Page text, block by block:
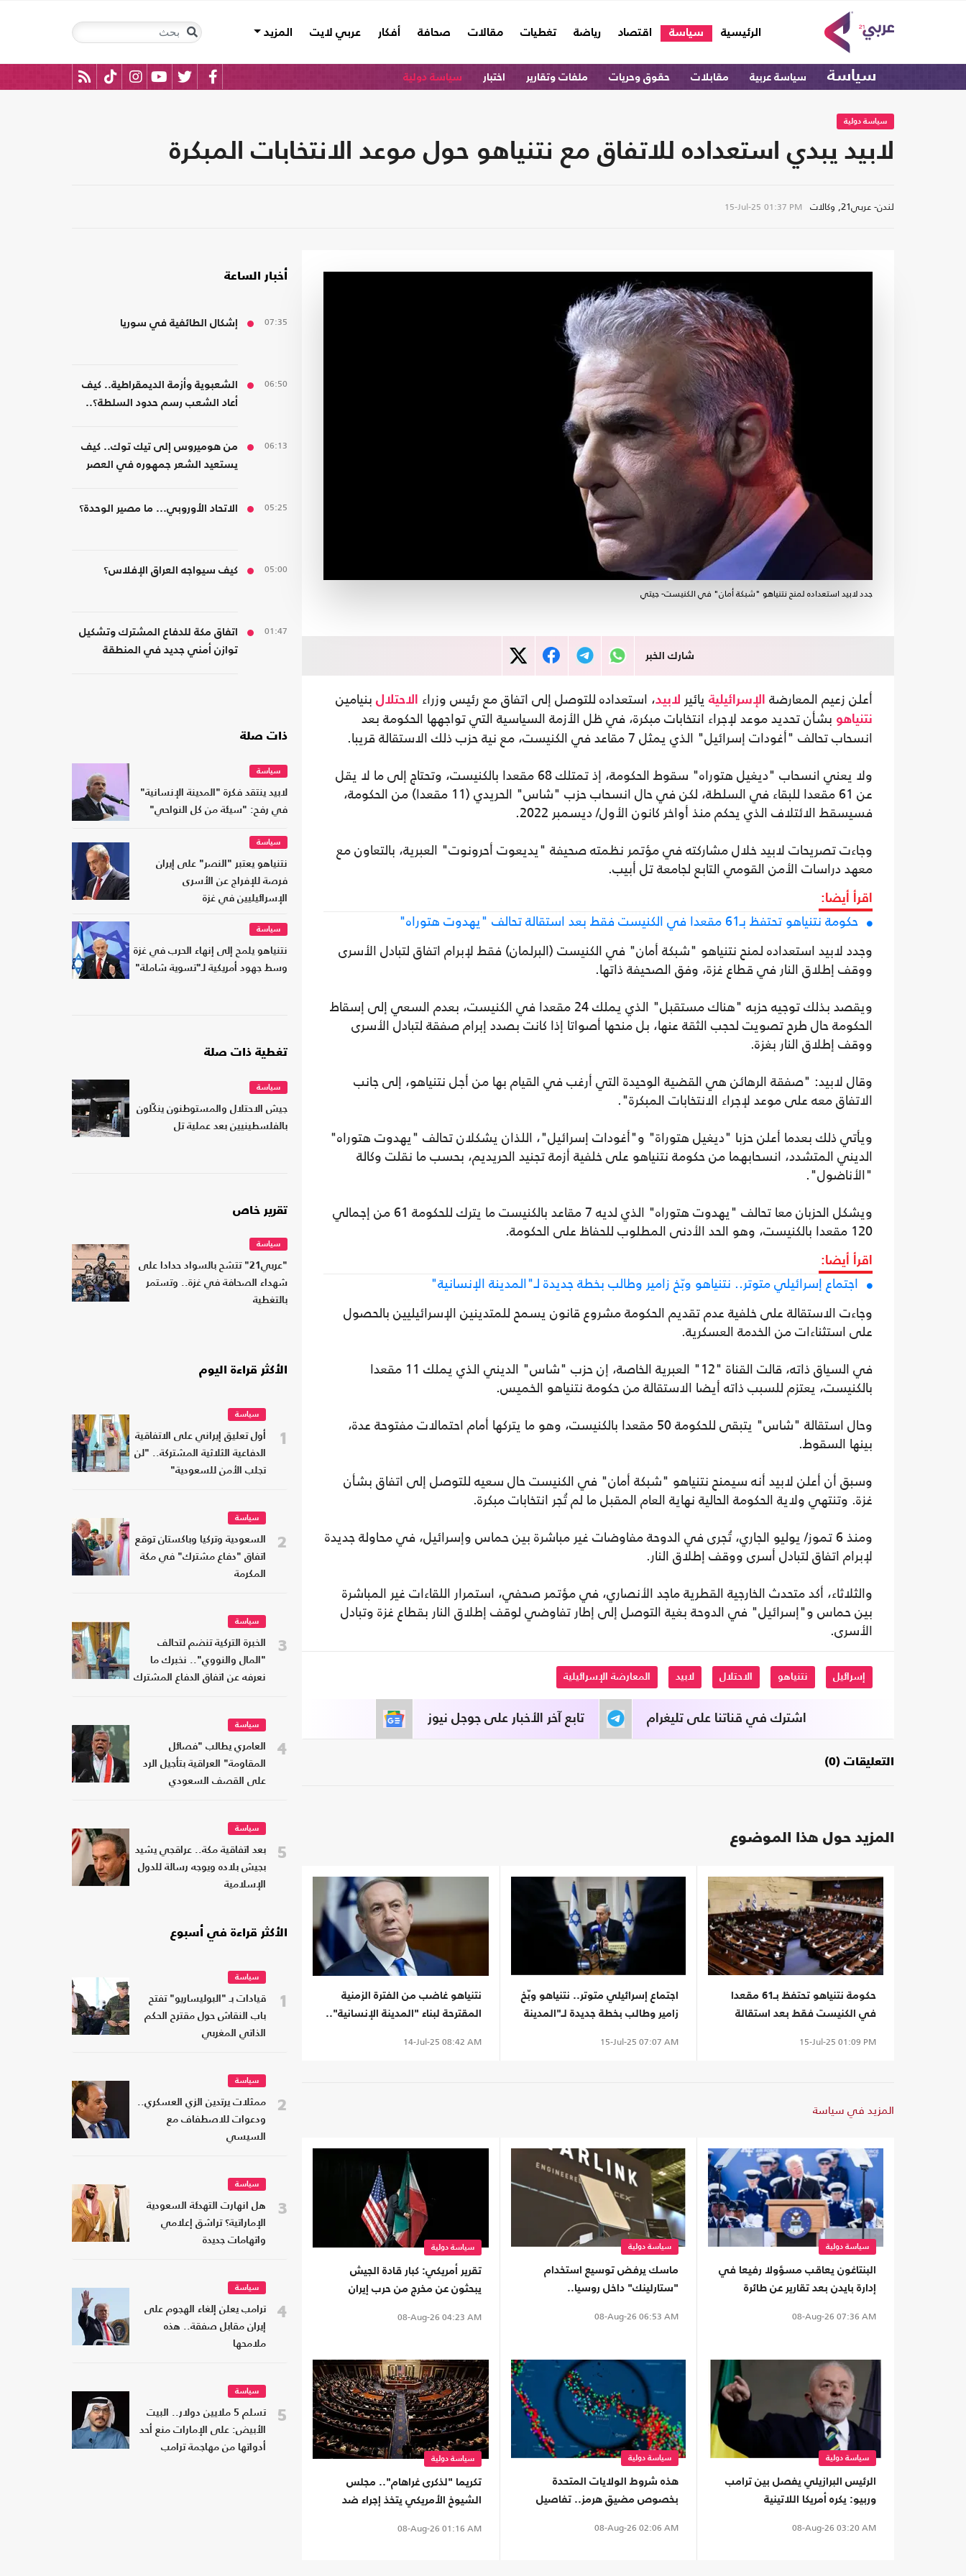
الرئيسية
(current) سياسة اقتصاد رياضة تغطيات مقالات صحافة أفكار عربي لايت المزيد
سياسة سياسة عربية مقابلات حقوق وحريات ملفات وتقارير اختبار سياسة دولية
سياسة دولية
لابيد يبدي استعداده للاتفاق مع نتنياهو حول موعد الانتخابات المبكرة
لندن- عربي21, وكالات 15-Jul-25 01:37 PM
جدد لابيد استعداده لمنح نتنياهو "شبكة أمان" في الكنيست- جيتي
شارك الخبر
أعلن زعيم المعارضة الإسرائيلية يائير لابيد، استعداده للتوصل إلى اتفاق مع رئيس وزراء الاحتلال بنيامين
نتنياهو بشأن تحديد موعد لإجراء انتخابات مبكرة، في ظل الأزمة السياسية التي تواجهها الحكومة بعد
انسحاب تحالف "أغودات إسرائيل" الذي يمثل 7 مقاعد في الكنيست، مع نية حزب ذلك الاستقالة قريبا.
ولا يعني انسحاب "ديغيل هتوراه" سقوط الحكومة، إذ تمتلك 68 مقعدا بالكنيست، وتحتاج إلى ما لا يقل
عن 61 مقعدا للبقاء في السلطة، لكن في حال انسحاب حزب "شاس" الحريدي (11 مقعدا) من الحكومة،
فسيسقط الائتلاف الذي يحكم منذ أواخر كانون الأول/ ديسمبر 2022.
وجاءت تصريحات لابيد خلال مشاركته في مؤتمر نظمته صحيفة "يديعوت أحرونوت" العبرية، بالتعاون مع
معهد دراسات الأمن القومي التابع لجامعة تل أبيب.
اقرأ أيضا:
حكومة نتنياهو تحتفظ بـ61 مقعدا في الكنيست فقط بعد استقالة تحالف "يهدوت هتوراه"
وجدد لابيد استعداده لمنح نتنياهو "شبكة أمان" في الكنيست (البرلمان) فقط لإبرام اتفاق لتبادل الأسرى
ووقف إطلاق النار في قطاع غزة، وفق الصحيفة ذاتها.
ويقصد بذلك توجيه حزبه "هناك مستقبل" الذي يملك 24 مقعدا في الكنيست، بعدم السعي إلى إسقاط
الحكومة حال طرح تصويت لحجب الثقة عنها، بل منحها أصواتا إذا كانت بصدد إبرام صفقة لتبادل الأسرى
ووقف إطلاق النار بغزة.
وقال لابيد: "صفقة الرهائن هي القضية الوحيدة التي أرغب في القيام بها من أجل نتنياهو، إلى جانب
الاتفاق معه على موعد لإجراء الانتخابات المبكرة".
ويأتي ذلك بعدما أعلن حزبا "ديغيل هتوراة" و"أغودات إسرائيل"، اللذان يشكلان تحالف "يهدوت هتوراه"
الديني المتشدد، انسحابهما من حكومة نتنياهو على خلفية أزمة تجنيد الحريديم، بحسب ما نقلت وكالة
"الأناضول".
ويشكل الحزبان معا تحالف "يهدوت هتوراه" الذي لديه 7 مقاعد بالكنيست ما يترك للحكومة 61 من إجمالي
120 مقعدا بالكنيست، وهو الحد الأدنى المطلوب للحفاظ على الحكومة.
اقرأ أيضا:
اجتماع إسرائيلي متوتر.. نتنياهو وبّخ زامير وطالب بخطة جديدة لـ"المدينة الإنسانية"
وجاءت الاستقالة على خلفية عدم تقديم الحكومة مشروع قانون يسمح للمتدينين الإسرائيليين بالحصول
على استثناءات من الخدمة العسكرية.
في السياق ذاته، قالت القناة "12" العبرية الخاصة، إن حزب "شاس" الديني الذي يملك 11 مقعدا
بالكنيست، يعتزم للسبب ذاته أيضا الاستقالة من حكومة نتنياهو الخميس.
وحال استقالة "شاس" يتبقى للحكومة 50 مقعدا بالكنيست، وهو ما يتركها أمام احتمالات مفتوحة عدة،
بينها السقوط.
وسبق أن أعلن لابيد أنه سيمنح نتنياهو "شبكة أمان" في الكنيست حال سعيه للتوصل إلى اتفاق بشأن
غزة. وتنتهي ولاية الحكومة الحالية نهاية العام المقبل ما لم تُجر انتخابات مبكرة.
ومنذ 6 تموز/ يوليو الجاري، تُجرى في الدوحة مفاوضات غير مباشرة بين حماس وإسرائيل، في محاولة جديدة
لإبرام اتفاق لتبادل أسرى ووقف إطلاق النار.
والثلاثاء، أكد متحدث الخارجية القطرية ماجد الأنصاري، في مؤتمر صحفي، استمرار اللقاءات غير المباشرة
بين حماس و"إسرائيل" في الدوحة بغية التوصل إلى إطار تفاوضي لوقف إطلاق النار بقطاع غزة وتبادل
الأسرى.
إسرائيل نتنياهو الاحتلال لابيد المعارضة الإسرائيلية
تابع آخر الأخبار على جوجل نيوز اشترك في قناتنا على تليغرام
التعليقات (0)
المزيد حول هذا الموضوع
حكومة نتنياهو تحتفظ بـ61 مقعدا
في الكنيست فقط بعد استقالة
15-Jul-25 01:09 PM
اجتماع إسرائيلي متوتر.. نتنياهو وبّخ
زامير وطالب بخطة جديدة لـ"المدينة
15-Jul-25 07:07 AM
نتنياهو غاضب من الفترة الزمنية
المقترحة لبناء "المدينة الإنسانية"..
14-Jul-25 08:42 AM
المزيد في سياسة
سياسة دولية
البنتاغون يعاقب مسؤولا رفيعا في
إدارة بايدن بعد تقارير عن طائرة
08-Aug-26 07:36 AM
سياسة دولية
ماسك يرفض توسيع استخدام
"ستارلينك" داخل روسيا..
08-Aug-26 06:53 AM
سياسة دولية
تقرير أمريكي: كبار قادة الجيش
يبحثون عن مخرج من حرب إيران
08-Aug-26 04:23 AM
سياسة دولية
الرئيس البرازيلي يفصل بين ترامب
وربيو: يكره أمريكا اللاتينية
08-Aug-26 03:20 AM
سياسة دولية
هذه شروط الولايات المتحدة
بخصوص مضيق هرمز.. تفاصيل
08-Aug-26 02:06 AM
سياسة دولية
تكريما "لذكرى غراهام".. مجلس
الشيوخ الأمريكي يتخذ إجراء ضد
08-Aug-26 01:16 AM
أخبار الساعة
07:35 إشكال الطائفية في سوريا
06:50
الشعبوية وأزمة الديمقراطية.. كيف
أعاد الشعب رسم حدود السلطة؟..
06:13
من هوميروس إلى تيك توك.. كيف
يستعيد الشعر جمهوره في العصر
05:25 الاتحاد الأوروبي... ما مصير الوحدة؟
05:00 كيف سيواجه العراق الإفلاس؟
01:47
اتفاق مكة للدفاع المشترك وتشكيل
توازن أمني جديد في المنطقة
ذات صلة
سياسة
لابيد ينتقد فكرة "المدينة الإنسانية"
في رفح: "سيئة من كل النواحي"
سياسة
نتنياهو يعتبر "النصر" على إيران
فرصة للإفراج عن الأسرى
الإسرائيليين في غزة
سياسة
نتنياهو يلمح إلى إنهاء الحرب في غزة
وسط جهود أمريكية لـ"تسوية شاملة"
تغطية ذات صلة
سياسة
جيش الاحتلال والمستوطنون ينكّلون
بالفلسطينيين بعد عملية تل
تقرير خاص
سياسة
"عربي21" تتشح بالسواد حدادا على
شهداء الصحافة في غزة.. وتستمر
بالتغطية
الأكثر قراءة اليوم
1
سياسة
أول تعليق إيراني على الاتفاقية
الدفاعية الثلاثية المشتركة.. "لن
تجلب الأمن للسعودية"
2
سياسة
السعودية وتركيا وباكستان توقع
اتفاق "دفاع مشترك" في مكة
المكرمة
3
سياسة
الخبرة التركية تنضم لتحالف
"المال والنووي".. نخبرك ما
نعرفه عن اتفاق الدفاع المشترك
4
سياسة
العامري يطالب "فصائل
المقاومة" العراقية بتأجيل الرد
على القصف السعودي
5
سياسة
بعد اتفاقية مكة.. عراقجي يشيد
بجيش بلاده ويوجه رسالة للدول
الإسلامية
الأكثر قراءة في أسبوع
1
سياسة
قيادات بـ "البوليساريو" تفتح
باب النقاش حول مقترح الحكم
الذاتي المغربي
2
سياسة
ممثلات يرتدين الزي العسكري..
ودعوات للاصطفاف مع
السيسي
3
سياسة
هل انهارت التهدئة السعودية
الإماراتية؟ تراشق إعلامي
واتهامات جديدة
4
سياسة
ترامب يعلن إلغاء الهجوم على
إيران مقابل صفقة.. هذه
ملامحها
5
سياسة
تسلم 5 ملايين دولار.. البيت
الأبيض: على الإمارات منع أحد
أدواتها من مهاجمة ترامب